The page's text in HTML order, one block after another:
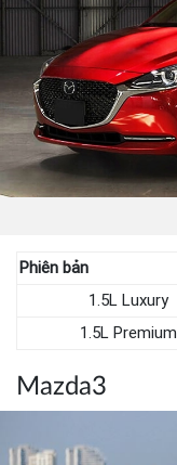
Phiên bản
1.5L Luxury
1.5L Premium
Mazda3